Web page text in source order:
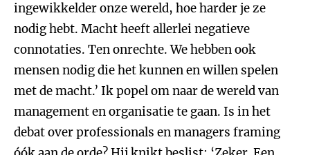
ingewikkelder onze wereld, hoe harder je ze
nodig hebt. Macht heeft allerlei negatieve
connotaties. Ten onrechte. We hebben ook
mensen nodig die het kunnen en willen spelen
met de macht.’ Ik popel om naar de wereld van
management en organisatie te gaan. Is in het
debat over professionals en managers framing